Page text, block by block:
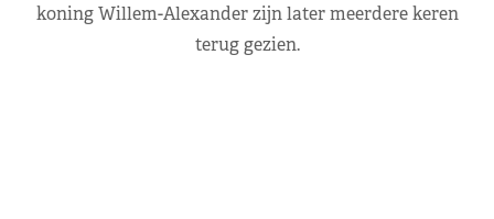
koning Willem-Alexander zijn later meerdere keren
terug gezien.